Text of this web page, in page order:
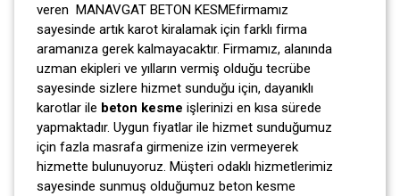
veren MANAVGAT BETON KESMEfirmamız
sayesinde artık karot kiralamak için farklı firma
aramanıza gerek kalmayacaktır. Firmamız, alanında
uzman ekipleri ve yılların vermiş olduğu tecrübe
sayesinde sizlere hizmet sunduğu için, dayanıklı
karotlar ile beton kesme işlerinizi en kısa sürede
yapmaktadır. Uygun fiyatlar ile hizmet sunduğumuz
için fazla masrafa girmenize izin vermeyerek
hizmette bulunuyoruz. Müşteri odaklı hizmetlerimiz
sayesinde sunmuş olduğumuz beton kesme